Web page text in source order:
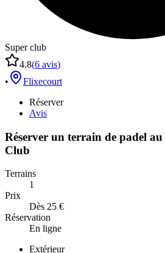
Super club
4.8(6 avis)
•
Flixecourt
Réserver
Avis
Réserver un terrain de padel au
Club
Terrains
1
Prix
Dès 25 €
Réservation
En ligne
Extérieur